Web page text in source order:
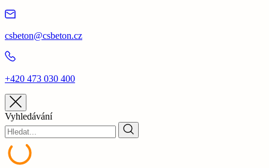
csbeton@csbeton.cz
+420 473 030 400
Vyhledávání